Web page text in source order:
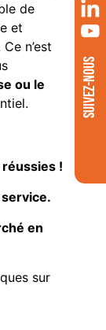
de
et
n’est
ou le
!
en
sur
SUIVEZ-NOUS